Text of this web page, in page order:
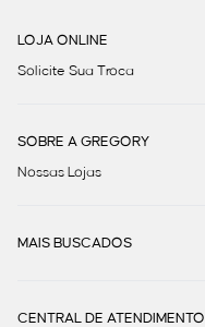
LOJA ONLINE
Solicite Sua Troca
SOBRE A GREGORY
Nossas Lojas
MAIS BUSCADOS
CENTRAL DE ATENDIMENTO